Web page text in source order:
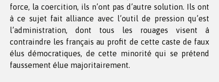
force, la coercition, ils n’ont pas d’autre solution. Ils ont
à ce sujet fait alliance avec l’outil de pression qu’est
l’administration, dont tous les rouages visent à
contraindre les français au profit de cette caste de faux
élus démocratiques, de cette minorité qui se prétend
faussement élue majoritairement.